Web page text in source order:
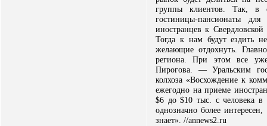
группы клиентов. Так, в
гостиницы-пансионаты
иностранцев к
Тогда к нам будут ездить
желающие отдохнуть.
региона. При этом все
Пирогова. — Уральским
колхоза «Восхождение к
ежегодно на приеме
$6 до $10 тыс. с человека в
однозначно более
знает». //annews2.ru